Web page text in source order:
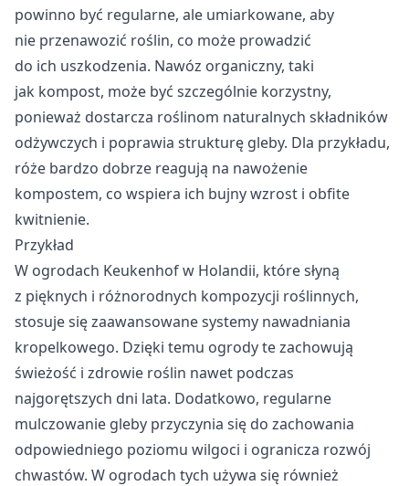
powinno być regularne, ale umiarkowane, aby
nie przenawozić roślin, co może prowadzić
do ich uszkodzenia. Nawóz organiczny, taki
jak kompost, może być szczególnie korzystny,
ponieważ dostarcza roślinom naturalnych składników
odżywczych i poprawia strukturę gleby. Dla przykładu,
róże bardzo dobrze reagują na nawożenie
kompostem, co wspiera ich bujny wzrost i obfite
kwitnienie.
Przykład
W ogrodach Keukenhof w Holandii, które słyną
z pięknych i różnorodnych kompozycji roślinnych,
stosuje się zaawansowane systemy nawadniania
kropelkowego. Dzięki temu ogrody te zachowują
świeżość i zdrowie roślin nawet podczas
najgorętszych dni lata. Dodatkowo, regularne
mulczowanie gleby przyczynia się do zachowania
odpowiedniego poziomu wilgoci i ogranicza rozwój
chwastów. W ogrodach tych używa się również